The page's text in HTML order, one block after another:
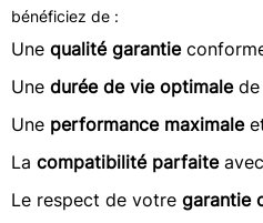
bénéficiez de :
Une qualité garantie
Une durée de vie optimalede
Une performance maximale
La compatibilité parfaite
Le respect de votre garantie